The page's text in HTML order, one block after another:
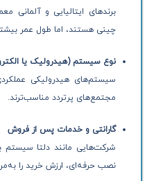
برندهای ایتالیایی و آلمانی
چینی هستند، اما طول عمر
نوع سیستم (هیدرولیک یا
سیستم‌های هیدرولیکی
مجتمع‌های پرتردد مناسب‌ترند.
گارانتی و خدمات پس از فروش
شرکت‌هایی مانند دلتا سیستم
نصب حرفه‌ای، ارزش خرید را